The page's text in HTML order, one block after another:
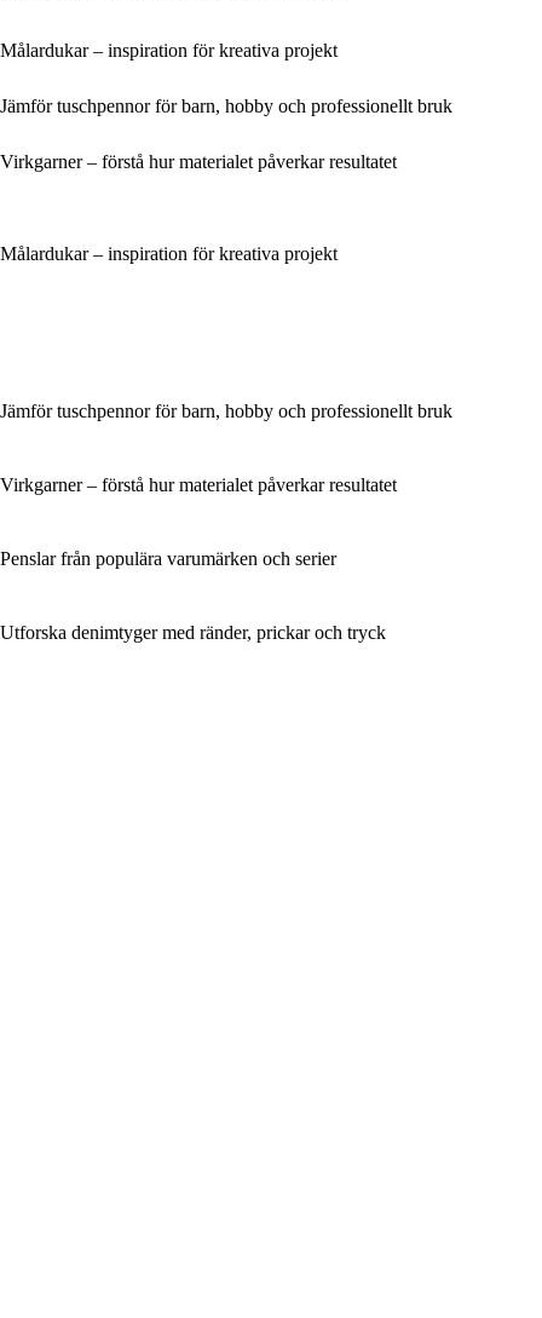
Målardukar – inspiration för kreativa projekt
Jämför tuschpennor för barn, hobby och professionellt bruk
Virkgarner – förstå hur materialet påverkar resultatet
Målardukar – inspiration för kreativa projekt
Jämför tuschpennor för barn, hobby och professionellt bruk
Virkgarner – förstå hur materialet påverkar resultatet
Penslar från populära varumärken och serier
Utforska denimtyger med ränder, prickar och tryck